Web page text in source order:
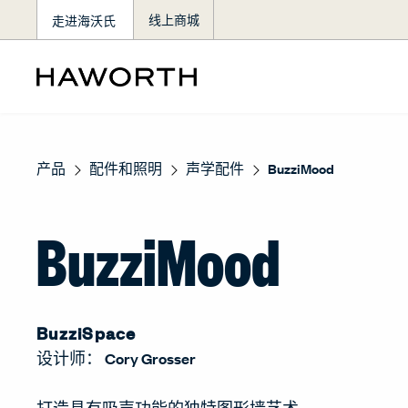
走进海沃氏 线上商城
产品 配件和照明 声学配件 BuzziMood
BuzziMood
BuzziSpace
设计师： Cory Grosser